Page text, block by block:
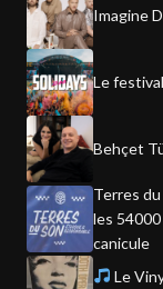
Imagine
Le
Behçet
Terres
les
canicule
Le